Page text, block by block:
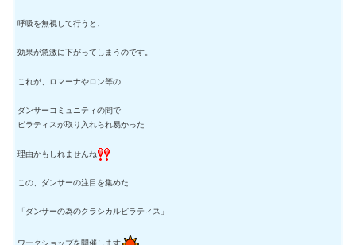
呼吸を無視して行うと、
効果が急激に下がってしまうのです。
これが、ロマーナやロン等の
ダンサーコミュニティの間で
ピラティスが取り入れられ易かった
理由かもしれませんね
この、ダンサーの注目を集めた
「ダンサーの為のクラシカルピラティス」
ワークショップを開催します